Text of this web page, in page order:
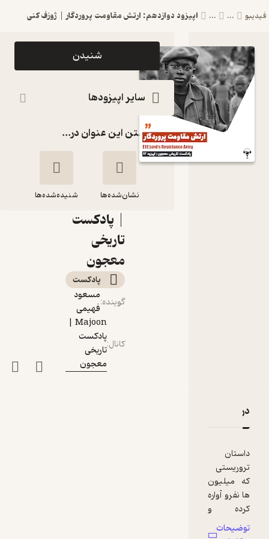
فیدیبو ...
... اپیزود دوازدهم: ارتش مقاومت پروردگار | ژوزف کنی
اپیزود
اپیزود
دوازدهم:
مقاومت
پروردگار |
ژوزف کنی
Majoon
| پادکست
تاریخی
معجون
پادکست‌
گوینده:مسعود
فهیمی
کانال:
Majoon |
پادکست
تاریخی
معجون
دربارۀ اپیزود دوازدهم: ارتش مقاومت پروردگار | ژوزف کنی
داستان
تروریستی
که میلیون
ها نفرو آواره
کرده و
هزاران نفرو
توضیحات
شنیدن
سایر اپیزودها
گذاشتن این عنوان در...
نشان‌شده‌ها شنیده‌شده‌ها
اپیزود دوازدهم:
ارتش مقاومت
پروردگار | ژوزف کنی